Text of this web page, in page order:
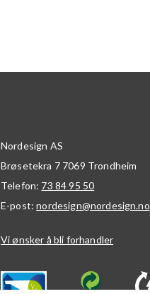
Nordesign AS
Brøsetekra 7 7069 Trondheim
Telefon: 73 84 95 50
E-post:nordesign@nordesign.no
Vi ønsker å bli forhandler